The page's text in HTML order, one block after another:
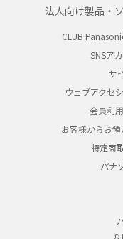
法人向け製品・
CLUB
SNSア
サ
ウェブアクセ
会員利
お客様からお
特定商
パナ
©